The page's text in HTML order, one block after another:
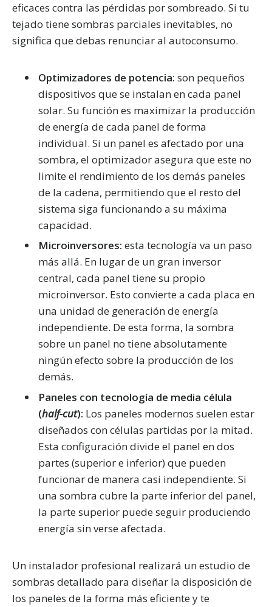
eficaces contra las pérdidas por sombreado. Si tu
tejado tiene sombras parciales inevitables, no
significa que debas renunciar al autoconsumo.
Optimizadores de potencia: son pequeños
dispositivos que se instalan en cada panel
solar. Su función es maximizar la producción
de energía de cada panel de forma
individual. Si un panel es afectado por una
sombra, el optimizador asegura que este no
limite el rendimiento de los demás paneles
de la cadena, permitiendo que el resto del
sistema siga funcionando a su máxima
capacidad.
Microinversores: esta tecnología va un paso
más allá. En lugar de un gran inversor
central, cada panel tiene su propio
microinversor. Esto convierte a cada placa en
una unidad de generación de energía
independiente. De esta forma, la sombra
sobre un panel no tiene absolutamente
ningún efecto sobre la producción de los
demás.
Paneles con tecnología de media célula
(half-cut): Los paneles modernos suelen estar
diseñados con células partidas por la mitad.
Esta configuración divide el panel en dos
partes (superior e inferior) que pueden
funcionar de manera casi independiente. Si
una sombra cubre la parte inferior del panel,
la parte superior puede seguir produciendo
energía sin verse afectada.
Un instalador profesional realizará un estudio de
sombras detallado para diseñar la disposición de
los paneles de la forma más eficiente y te